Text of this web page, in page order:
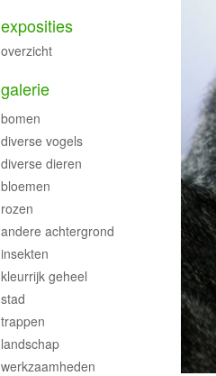
exposities
overzicht
galerie
bomen
diverse vogels
diverse dieren
bloemen
rozen
andere achtergrond
insekten
kleurrijk geheel
stad
trappen
landschap
werkzaamheden